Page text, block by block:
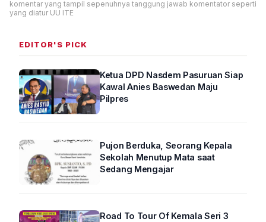
komentar yang tampil sepenuhnya tanggung jawab komentator seperti
yang diatur UU ITE
EDITOR'S PICK
Ketua DPD Nasdem Pasuruan Siap
Kawal Anies Baswedan Maju
Pilpres
Pujon Berduka, Seorang Kepala
Sekolah Menutup Mata saat
Sedang Mengajar
Road To Tour Of Kemala Seri 3